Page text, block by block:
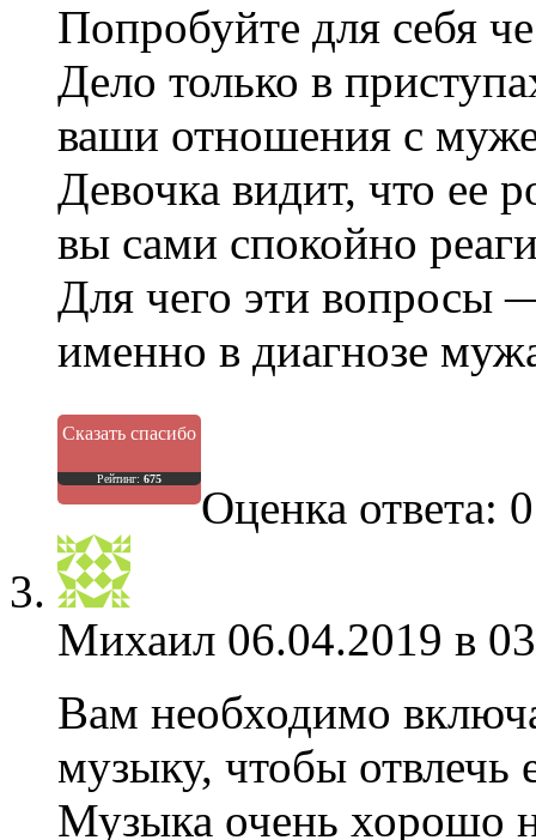
Попробуйте для себя
Дело только в
ваши отношения с
Девочка видит, что ее
вы сами спокойно
Для чего эти вопросы
именно в диагнозе
Сказать спасибо
Рейтинг: 675
Оценка ответа:
Михаил 06.04.2019 в
Вам необходимо
музыку, чтобы отвлечь
Музыка очень хорошо